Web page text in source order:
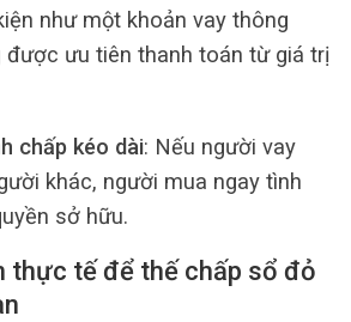
như một khoản vay thông
được ưu tiên thanh toán từ giá trị
chấp kéo dài: Nếu người vay
khác, người mua ngay tình
sở hữu.
thực tế để thế chấp sổ đỏ